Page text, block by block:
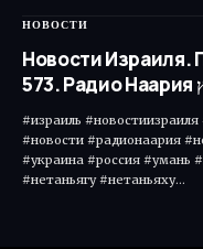
НОВОСТИ
Новости
#израиль
#новости #радионаария
#украина #россия #умань
#нетаньягу #нетаньяху…